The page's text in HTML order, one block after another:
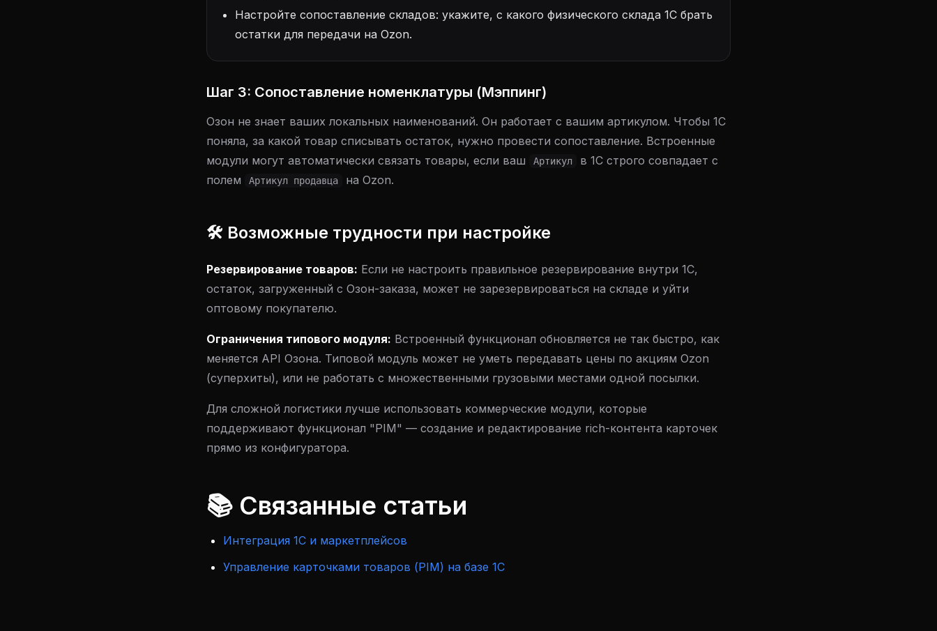
Настройте сопоставление складов: укажите, с какого физического склада 1С брать
остатки для передачи на Ozon.
Шаг 3: Сопоставление номенклатуры (Мэппинг)
Озон не знает ваших локальных наименований. Он работает с вашим артикулом. Чтобы 1С
поняла, за какой товар списывать остаток, нужно провести сопоставление. Встроенные
модули могут автоматически связать товары, если ваш
Артикул
в 1С строго совпадает с
полем
Артикул продавца на Ozon.
🛠 Возможные трудности при настройке
Резервирование товаров: Если не настроить правильное резервирование внутри 1С,
остаток, загруженный с Озон-заказа, может не зарезервироваться на складе и уйти
оптовому покупателю.
Ограничения типового модуля: Встроенный функционал обновляется не так быстро, как
меняется API Озона. Типовой модуль может не уметь передавать цены по акциям Ozon
(суперхиты), или не работать с множественными грузовыми местами одной посылки.
Для сложной логистики лучше использовать коммерческие модули, которые
поддерживают функционал "PIM" — создание и редактирование rich-контента карточек
прямо из конфигуратора.
📚 Связанные статьи
Интеграция 1С и маркетплейсов
Управление карточками товаров (PIM) на базе 1С